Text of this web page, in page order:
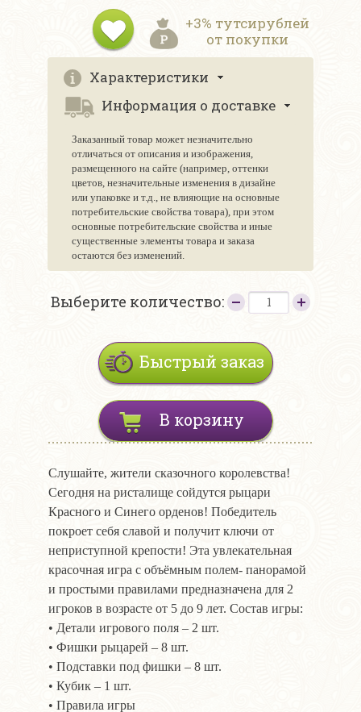
+3% тутсирублей
от покупки
Характеристики
Информация о доставке
Заказанный товар может незначительно
отличаться от описания и изображения,
размещенного на сайте (например, оттенки
цветов, незначительные изменения в дизайне
или упаковке и т.д., не влияющие на основные
потребительские свойства товара), при этом
основные потребительские свойства и иные
существенные элементы товара и заказа
остаются без изменений.
Выберите количество:
Быстрый заказ
В корзину
Слушайте, жители сказочного королевства!
Сегодня на ристалище сойдутся рыцари
Красного и Синего орденов! Победитель
покроет себя славой и получит ключи от
неприступной крепости! Эта увлекательная
красочная игра с объёмным полем- панорамой
и простыми правилами предназначена для 2
игроков в возрасте от 5 до 9 лет. Состав игры:
• Детали игрового поля – 2 шт.
• Фишки рыцарей – 8 шт.
• Подставки под фишки – 8 шт.
• Кубик – 1 шт.
• Правила игры